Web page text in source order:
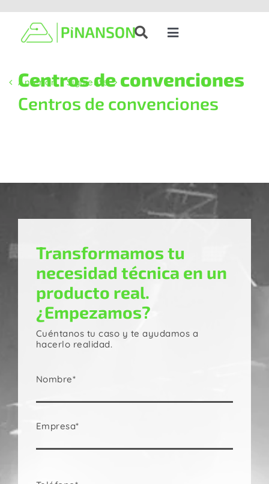
al
contenido
Toggle
Productos
Blog
Centros de convenciones
Anterior Siguiente
Centros de convenciones
Transformamos tu
necesidad técnica en un
producto real.
¿Empezamos?
Cuéntanos tu caso y te ayudamos a
hacerlo realidad.
Nombre*
Empresa*